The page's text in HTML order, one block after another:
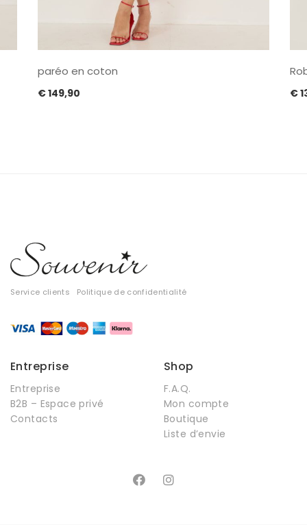
paréo en coton
€149,90 €
Service clients Politique de confidentialité
Entreprise
Entreprise
B2B – Espace privé
Contacts
Shop
F.A.Q.
Mon compte
Boutique
Liste d’envie